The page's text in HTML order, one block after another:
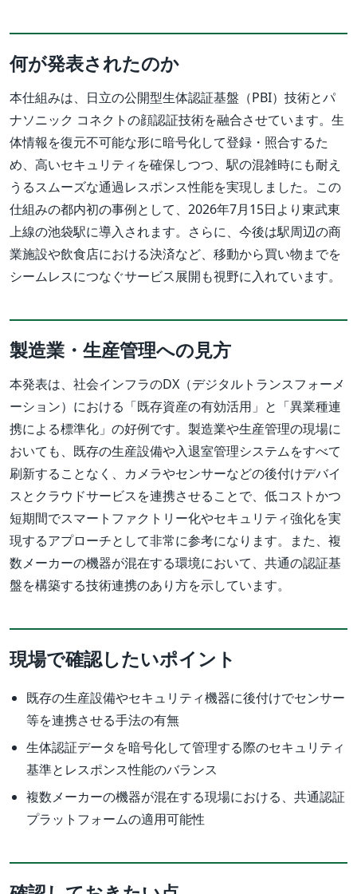
何が発表されたのか
本仕組みは、日立の公開型生体認証基盤（PBI）技術とパ
ナソニック コネクトの顔認証技術を融合させています。生
体情報を復元不可能な形に暗号化して登録・照合するた
め、高いセキュリティを確保しつつ、駅の混雑時にも耐え
うるスムーズな通過レスポンス性能を実現しました。この
仕組みの都内初の事例として、2026年7月15日より東武東
上線の池袋駅に導入されます。さらに、今後は駅周辺の商
業施設や飲食店における決済など、移動から買い物までを
シームレスにつなぐサービス展開も視野に入れています。
製造業・生産管理への見方
本発表は、社会インフラのDX（デジタルトランスフォーメ
ーション）における「既存資産の有効活用」と「異業種連
携による標準化」の好例です。製造業や生産管理の現場に
おいても、既存の生産設備や入退室管理システムをすべて
刷新することなく、カメラやセンサーなどの後付けデバイ
スとクラウドサービスを連携させることで、低コストかつ
短期間でスマートファクトリー化やセキュリティ強化を実
現するアプローチとして非常に参考になります。また、複
数メーカーの機器が混在する環境において、共通の認証基
盤を構築する技術連携のあり方を示しています。
現場で確認したいポイント
既存の生産設備やセキュリティ機器に後付けでセンサー
等を連携させる手法の有無
生体認証データを暗号化して管理する際のセキュリティ
基準とレスポンス性能のバランス
複数メーカーの機器が混在する現場における、共通認証
プラットフォームの適用可能性